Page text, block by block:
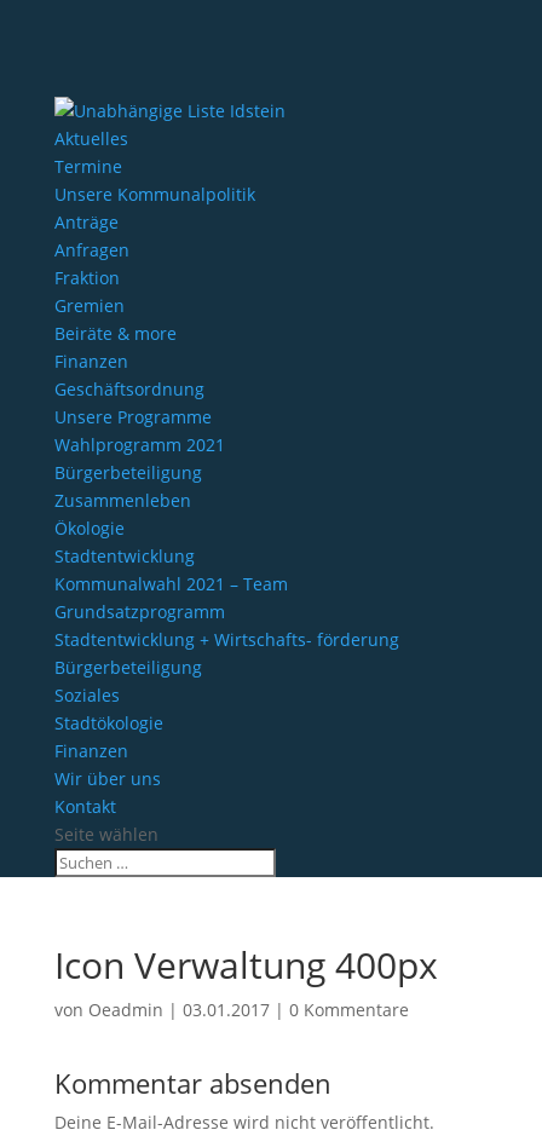
Aktuelles
Termine
Unsere Kommunalpolitik
Anträge
Anfragen
Fraktion
Gremien
Beiräte & more
Finanzen
Geschäftsordnung
Unsere Programme
Wahlprogramm 2021
Bürgerbeteiligung
Zusammenleben
Ökologie
Stadtentwicklung
Kommunalwahl 2021 – Team
Grundsatzprogramm
Stadtentwicklung + Wirtschafts- förderung
Bürgerbeteiligung
Soziales
Stadtökologie
Finanzen
Wir über uns
Kontakt
Seite wählen
Icon Verwaltung 400px
von Oeadmin | 03.01.2017| 0 Kommentare
Kommentar absenden
Deine E-Mail-Adresse wird nicht veröffentlicht.